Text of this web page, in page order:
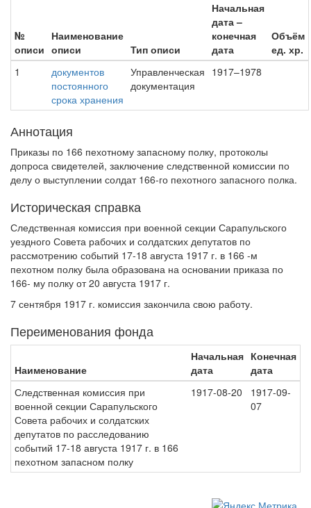
№
описи
Наименование
описи
Тип описи
Начальная
дата –
конечная
дата
Объём
ед. хр.
1
документов
постоянного
срока хранения
Управленческая
документация
1917–1978
Аннотация
Приказы по 166 пехотному запасному полку, протоколы
допроса свидетелей, заключение следственной комиссии по
делу о выступлении солдат 166-го пехотного запасного полка.
Историческая справка
Следственная комиссия при военной секции Сарапульского
уездного Совета рабочих и солдатских депутатов по
рассмотрению событий 17-18 августа 1917 г. в 166 -м
пехотном полку была образована на основании приказа по
166- му полку от 20 августа 1917 г.
7 сентября 1917 г. комиссия закончила свою работу.
Переименования фонда
Наименование
Начальная
дата
Конечная
дата
Следственная комиссия при
военной секции Сарапульского
Совета рабочих и солдатских
депутатов по расследованию
событий 17-18 августа 1917 г. в 166
пехотном запасном полку
1917-08-20
1917-09-
07